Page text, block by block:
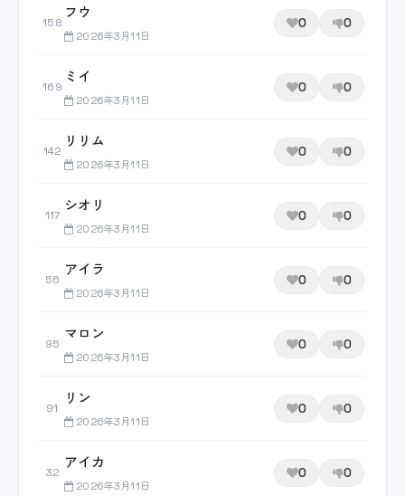
158
フウ
2026年3月11日
0 0
169
ミイ
2026年3月11日
0 0
142
リリム
2026年3月11日
0 0
117
シオリ
2026年3月11日
0 0
56
アイラ
2026年3月11日
0 0
95
マロン
2026年3月11日
0 0
91
リン
2026年3月11日
0 0
32
アイカ
2026年3月11日
0 0